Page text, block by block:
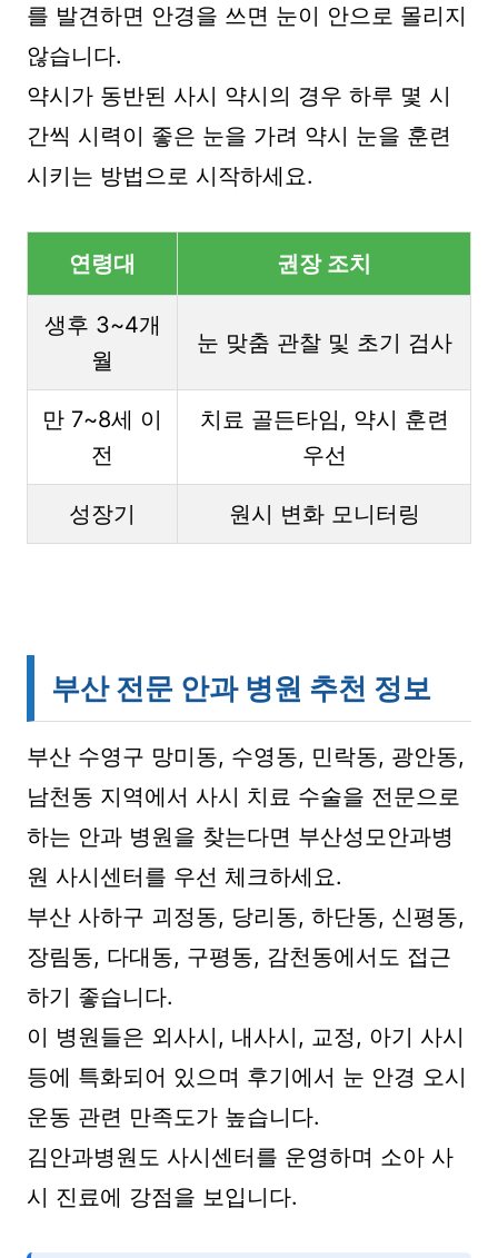
를 발견하면 안경을 쓰면 눈이 안으로 몰리지
않습니다.
약시가 동반된 사시 약시의 경우 하루 몇 시
간씩 시력이 좋은 눈을 가려 약시 눈을 훈련
시키는 방법으로 시작하세요.
연령대 권장 조치
생후 3~4개
월
눈 맞춤 관찰 및 초기 검사
만 7~8세 이
전
치료 골든타임, 약시 훈련
우선
성장기 원시 변화 모니터링
부산 전문 안과 병원 추천 정보
부산 수영구 망미동, 수영동, 민락동, 광안동,
남천동 지역에서 사시 치료 수술을 전문으로
하는 안과 병원을 찾는다면 부산성모안과병
원 사시센터를 우선 체크하세요.
부산 사하구 괴정동, 당리동, 하단동, 신평동,
장림동, 다대동, 구평동, 감천동에서도 접근
하기 좋습니다.
이 병원들은 외사시, 내사시, 교정, 아기 사시
등에 특화되어 있으며 후기에서 눈 안경 오시
운동 관련 만족도가 높습니다.
김안과병원도 사시센터를 운영하며 소아 사
시 진료에 강점을 보입니다.